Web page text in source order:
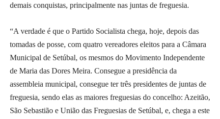
demais conquistas, principalmente nas juntas de freguesia.
“A verdade é que o Partido Socialista chega, hoje, depois das
tomadas de posse, com quatro vereadores eleitos para a Câmara
Municipal de Setúbal, os mesmos do Movimento Independente
de Maria das Dores Meira. Consegue a presidência da
assembleia municipal, consegue ter três presidentes de juntas de
freguesia, sendo elas as maiores freguesias do concelho: Azeitão,
São Sebastião e União das Freguesias de Setúbal, e, chega a este